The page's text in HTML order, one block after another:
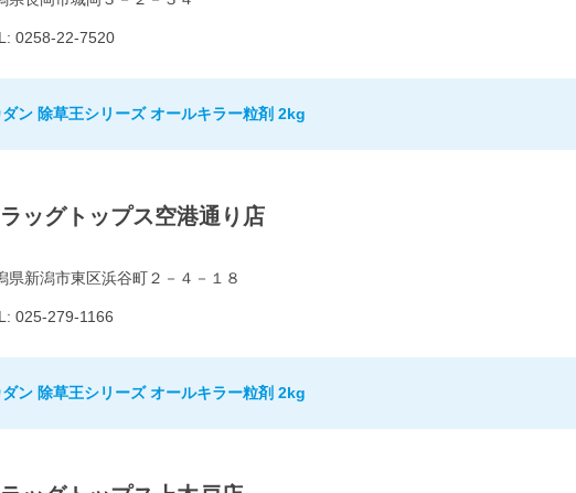
0258-22-7520
ダン 除草王シリーズ オールキラー粒剤 2kg
ラッグトップス空港通り店
県新潟市東区浜谷町２－４－１８
025-279-1166
ダン 除草王シリーズ オールキラー粒剤 2kg